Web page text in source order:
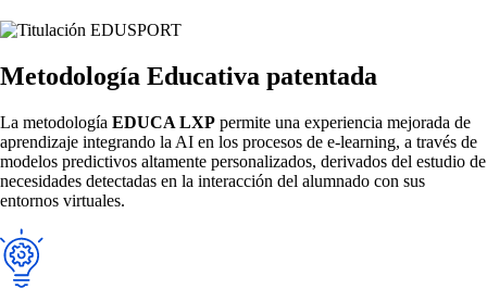
Metodología Educativa patentada
La metodología EDUCA LXP permite una experiencia mejorada de
aprendizaje integrando la AI en los procesos de e-learning, a través de
modelos predictivos altamente personalizados, derivados del estudio de
necesidades detectadas en la interacción del alumnado con sus
entornos virtuales.